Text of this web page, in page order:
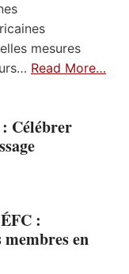
mesures
Read More…
Célébrer
:
en